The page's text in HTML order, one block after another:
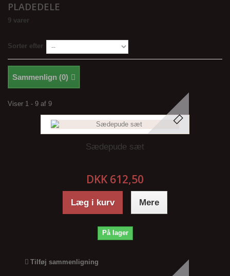
PLADEDELE
9 varer
Sorter efter
Sammenlign (0)
Viser 1 - 9 af 9
Sædepude sæt
DKK 612,50
Læg i kurv Mere
På lager
Tilføj sammenligning